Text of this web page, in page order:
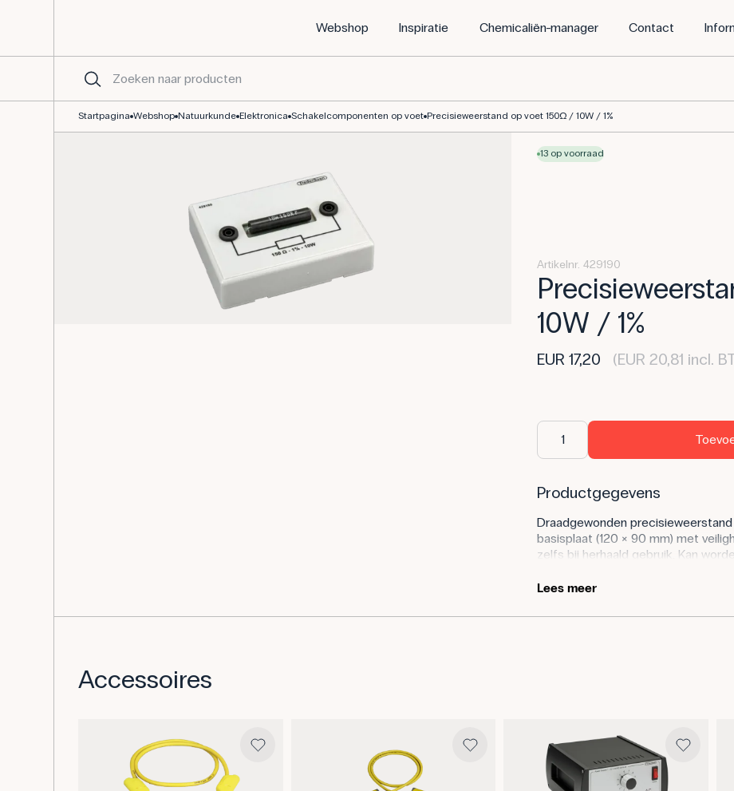
Webshop Inspiratie Chemicaliën-manager Contact
Startpagina Webshop Natuurkunde Elektronica Schakelcomponenten op voet Precisieweerstand op voet 150Ω / 10W / 1%
13 op voorraad
Artikelnr. 429190
10W / 1%
EUR 17,20 (EUR 20,81 incl.
Productgegevens
Draadgewonden precisieweerstand
basisplaat (120 × 90 mm) met
zelfs bij herhaald gebruik. Kan
Weerstand: 150 Ω
Effect: 10 kWh
Lees meer
Accessoires